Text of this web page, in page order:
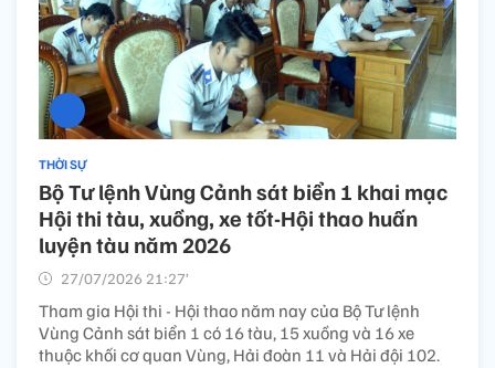
THỜI SỰ
Bộ Tư lệnh Vùng Cảnh sát biển 1 khai mạc
Hội thi tàu, xuồng, xe tốt-Hội thao huấn
luyện tàu năm 2026
27/07/2026 21:27’
Tham gia Hội thi - Hội thao năm nay của Bộ Tư lệnh
Vùng Cảnh sát biển 1 có 16 tàu, 15 xuồng và 16 xe
thuộc khối cơ quan Vùng, Hải đoàn 11 và Hải đội 102.